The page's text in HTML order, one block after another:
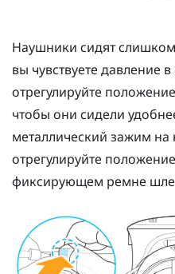
Наушники сидят
вы чувствуете давление
отрегулируйте
чтобы они сидели
металлический зажим
отрегулируйте
фиксирующем ремне